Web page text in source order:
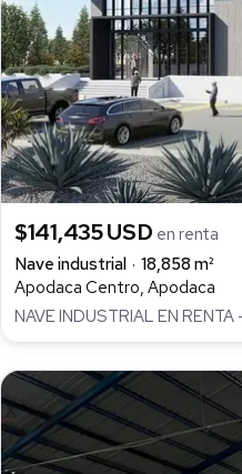
$141,435 USD en renta
Nave industrial
18,858 m²
Apodaca Centro, Apodaca
NAVE INDUSTRIAL EN